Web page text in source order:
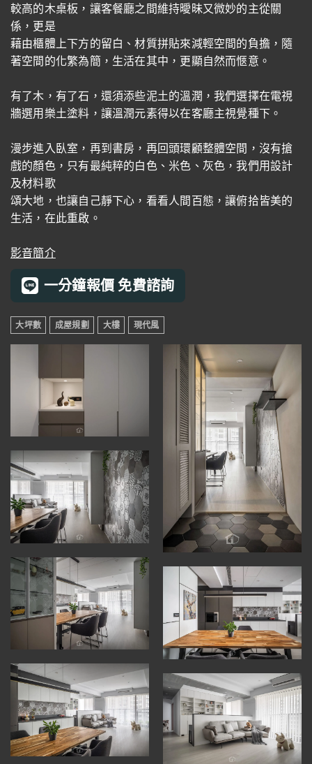
較高的木桌板，讓客餐廳之間維持曖昧又微妙的主從關
係，更是
藉由櫃體上下方的留白、材質拼貼來減輕空間的負擔，隨
著空間的化繁為簡，生活在其中，更顯自然而愜意。
有了木，有了石，還須添些泥土的溫潤，我們選擇在電視
牆選用樂土塗料，讓溫潤元素得以在客廳主視覺種下。
漫步進入臥室，再到書房，再回頭環顧整體空間，沒有搶
戲的顏色，只有最純粹的白色、米色、灰色，我們用設計
及材料歌
頌大地，也讓自己靜下心，看看人間百態，讓俯拾皆美的
生活，在此重啟。
影音簡介
一分鐘報價 免費諮詢
大坪數 成屋規劃 大樓 現代風